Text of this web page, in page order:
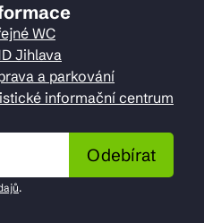
WC
Jihlava
a parkování
informační centrum
Odebírat
.